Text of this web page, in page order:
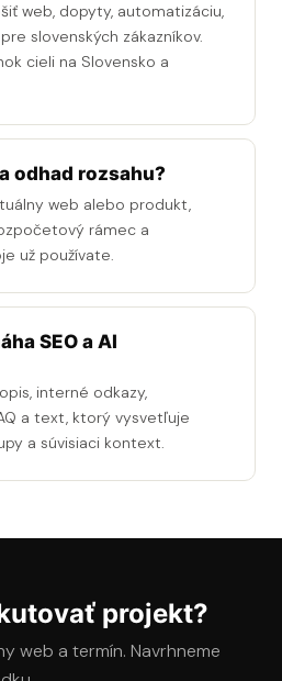
web, dopyty, automatizáciu,
slovenských zákazníkov.
cieli na Slovensko a
odhad rozsahu?
web alebo produkt,
rámec a
už používate.
SEO a AI
interné odkazy,
a text, ktorý vysvetľuje
a súvisiaci kontext.
projekt?
web a termín. Navrhneme